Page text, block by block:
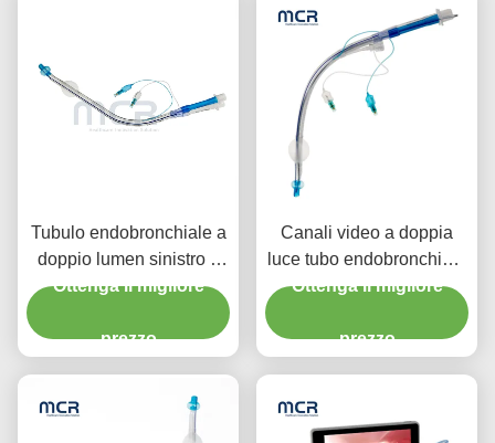
Tubulo endobronchiale a
doppio lumen sinistro o
destro con canale video
Ottenga il migliore
prezzo
Canali video a doppia
luce tubo endobronchiale
visivo orale PVC
Ottenga il migliore
prezzo